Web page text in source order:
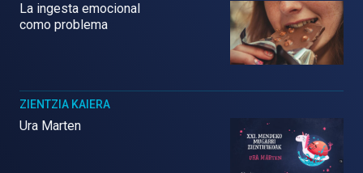
La ingesta emocional
como problema
ZIENTZIA KAIERA
Ura Marten